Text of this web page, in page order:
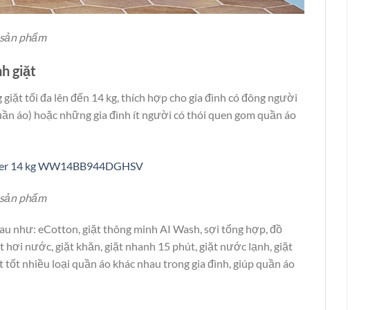
phẩm
giặt
tối đa lên đến 14 kg, thích hợp cho gia đình có đông người
áo) hoặc những gia đình ít người có thói quen gom quần áo
phẩm
như: eCotton, giặt thông minh AI Wash, sợi tổng hợp, đồ
hơi nước, giặt khăn, giặt nhanh 15 phút, giặt nước lạnh, giặt
nhiều loại quần áo khác nhau trong gia đình, giúp quần áo